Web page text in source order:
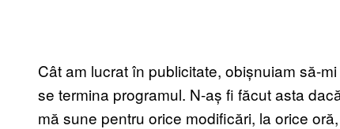
Cât am lucrat în publicitate, obișnuiam să-
se termina programul. N-aș fi făcut asta
mă sune pentru orice modificări, la orice